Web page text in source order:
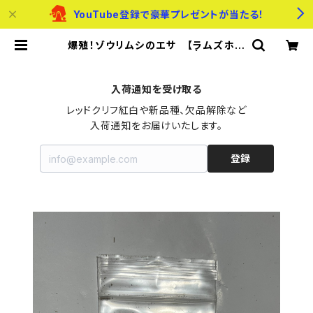
YouTube登録で豪華プレゼントが当たる！
爆殖！ゾウリムシのエサ 【ラムズホー
入荷通知を受け取る
レッドクリフ紅白や新品種、欠品解除など
入荷通知をお届けいたします。
登録